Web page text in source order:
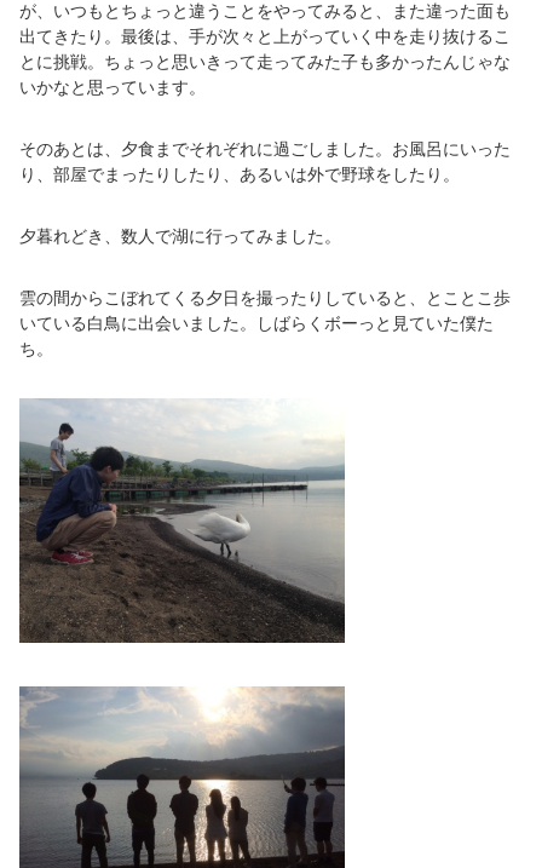
が、いつもとちょっと違うことをやってみると、また違った面も
出てきたり。最後は、手が次々と上がっていく中を走り抜けるこ
とに挑戦。ちょっと思いきって走ってみた子も多かったんじゃな
いかなと思っています。
そのあとは、夕食までそれぞれに過ごしました。お風呂にいった
り、部屋でまったりしたり、あるいは外で野球をしたり。
夕暮れどき、数人で湖に行ってみました。
雲の間からこぼれてくる夕日を撮ったりしていると、とことこ歩
いている白鳥に出会いました。しばらくボーっと見ていた僕た
ち。